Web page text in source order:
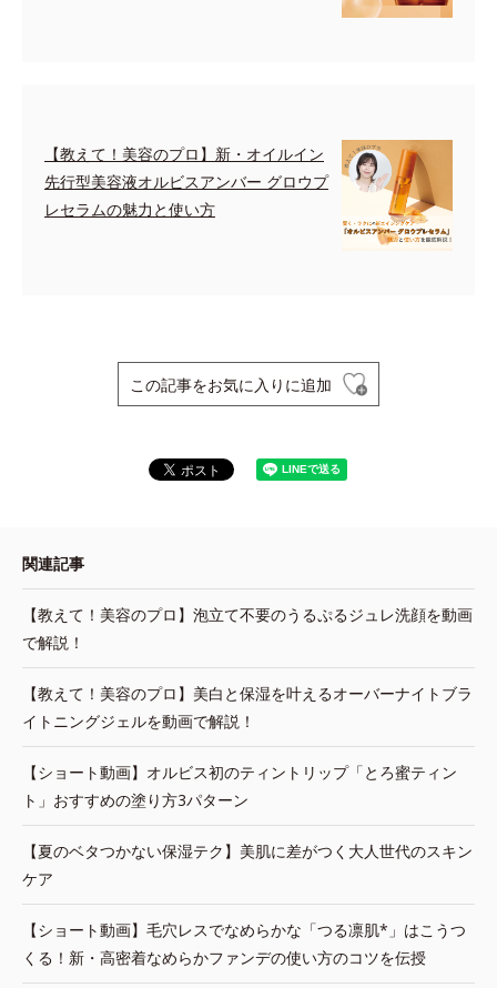
【教えて！美容のプロ】新・オイルイン
先行型美容液オルビスアンバー グロウプ
レセラムの魅力と使い方
この記事をお気に入りに追加
関連記事
【教えて！美容のプロ】泡立て不要のうるぷるジュレ洗顔を動画
で解説！
【教えて！美容のプロ】美白と保湿を叶えるオーバーナイトブラ
イトニングジェルを動画で解説！
【ショート動画】オルビス初のティントリップ「とろ蜜ティン
ト」おすすめの塗り方3パターン
【夏のベタつかない保湿テク】美肌に差がつく大人世代のスキン
ケア
【ショート動画】毛穴レスでなめらかな「つる凛肌*」はこうつ
くる！新・高密着なめらかファンデの使い方のコツを伝授